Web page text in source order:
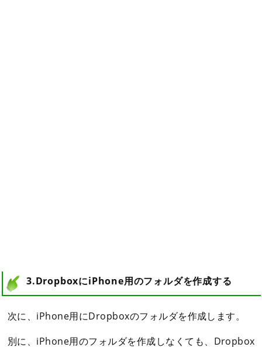
3.DropboxにiPhone用のフォルダを作成する
次に、iPhone用にDropboxのフォルダを作成します。
別に、iPhone用のフォルダを作成しなくても、Dropbox